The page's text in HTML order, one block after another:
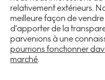
relativement extérieurs.
meilleure façon de
d'apporter de la
parvenions à une
pourrions fonctionner
marché.